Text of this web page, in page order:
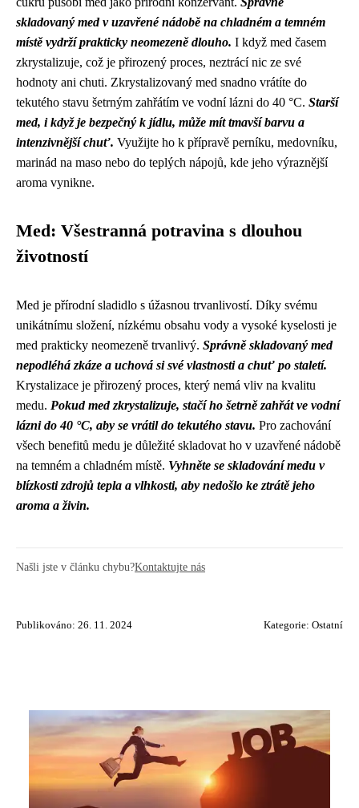
skladovaný med v uzavřené nádobě na chladném a temném
místě vydrží prakticky neomezeně dlouho. I když med časem
zkrystalizuje, což je přirozený proces, neztrácí nic ze své
hodnoty ani chuti. Zkrystalizovaný med snadno vrátíte do
tekutého stavu šetrným zahřátím ve vodní lázni do 40 °C. Starší
med, i když je bezpečný k jídlu, může mít tmavší barvu a
intenzivnější chuť. Využijte ho k přípravě perníku, medovníku,
marinád na maso nebo do teplých nápojů, kde jeho výraznější
aroma vynikne.
Med: Všestranná potravina s dlouhou
životností
Med je přírodní sladidlo s úžasnou trvanlivostí. Díky svému
unikátnímu složení, nízkému obsahu vody a vysoké kyselosti je
med prakticky neomezeně trvanlivý. Správně skladovaný med
nepodléhá zkáze a uchová si své vlastnosti a chuť po staletí.
Krystalizace je přirozený proces, který nemá vliv na kvalitu
medu. Pokud med zkrystalizuje, stačí ho šetrně zahřát ve vodní
lázni do 40 °C, aby se vrátil do tekutého stavu. Pro zachování
všech benefitů medu je důležité skladovat ho v uzavřené nádobě
na temném a chladném místě. Vyhněte se skladování medu v
blízkosti zdrojů tepla a vlhkosti, aby nedošlo ke ztrátě jeho
aroma a živin.
Našli jste v článku chybu?Kontaktujte nás
Publikováno: 26. 11. 2024 Kategorie: Ostatní